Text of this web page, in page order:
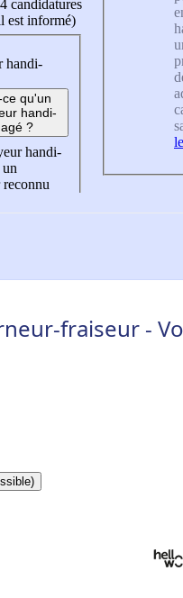
candidatures
est informé)
handi-
qu'un
handi-
?
handi-
un
fraiseur -